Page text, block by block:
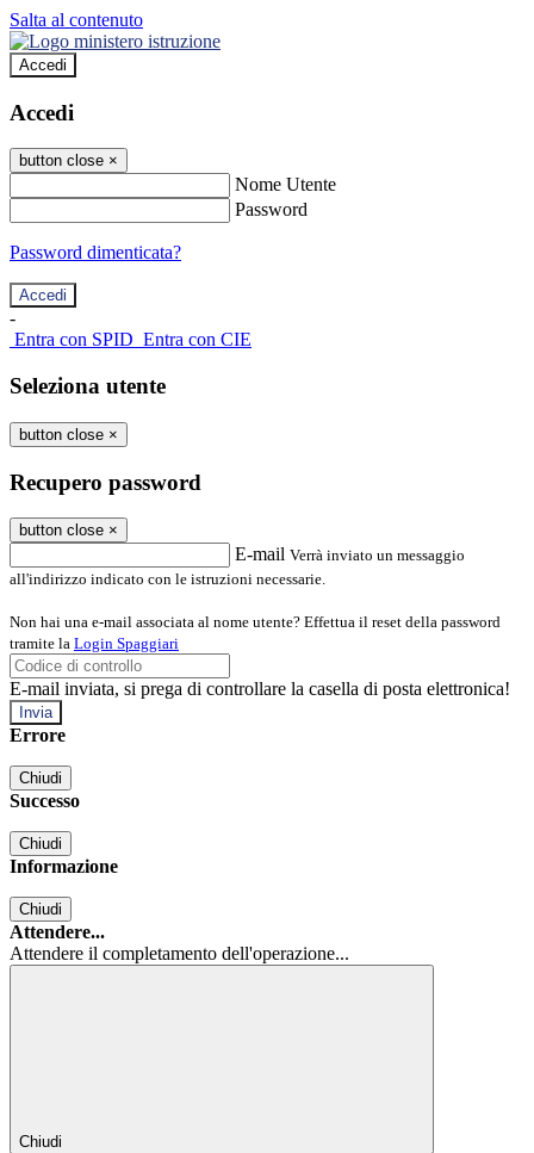
Salta al contenuto
Accedi
Accedi
button close ×
Nome Utente
Password
Password dimenticata?
-
Entra con SPID Entra con CIE
Seleziona utente
button close ×
Recupero password
button close ×
E-mail Verrà inviato un messaggio
all'indirizzo indicato con le istruzioni necessarie.
Non hai una e-mail associata al nome utente? Effettua il reset della password
tramite la Login Spaggiari
E-mail inviata, si prega di controllare la casella di posta elettronica!
Errore
Chiudi
Successo
Chiudi
Informazione
Chiudi
Attendere...
Attendere il completamento dell'operazione...
Chiudi